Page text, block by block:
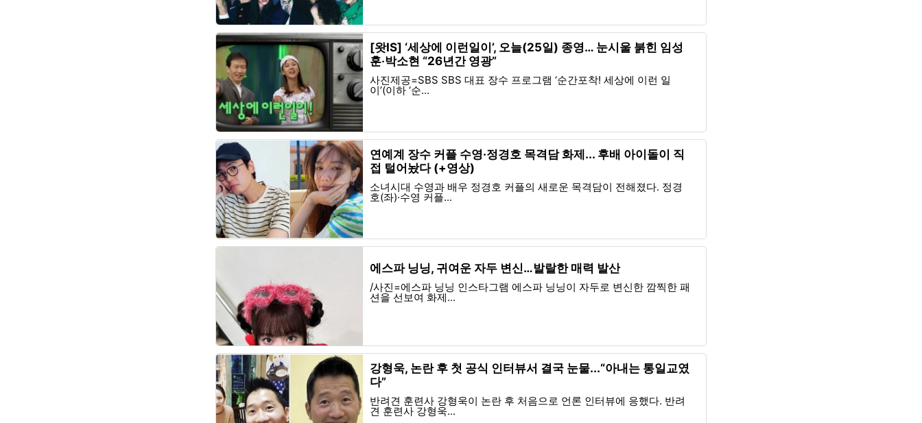
[왓IS] ‘세상에 이런일이’, 오늘(25일) 종영… 눈시울 붉힌 임성
훈‧박소현 “26년간 영광”
사진제공=SBS SBS 대표 장수 프로그램 ‘순간포착! 세상에 이런 일
이’(이하 ‘순...
연예계 장수 커플 수영·정경호 목격담 화제... 후배 아이돌이 직
접 털어놨다 (+영상)
소녀시대 수영과 배우 정경호 커플의 새로운 목격담이 전해졌다. 정경
호(좌)·수영 커플...
에스파 닝닝, 귀여운 자두 변신…발랄한 매력 발산
/사진=에스파 닝닝 인스타그램 에스파 닝닝이 자두로 변신한 깜찍한 패
션을 선보여 화제...
강형욱, 논란 후 첫 공식 인터뷰서 결국 눈물...“아내는 통일교였
다”
반려견 훈련사 강형욱이 논란 후 처음으로 언론 인터뷰에 응했다. 반려
견 훈련사 강형욱...